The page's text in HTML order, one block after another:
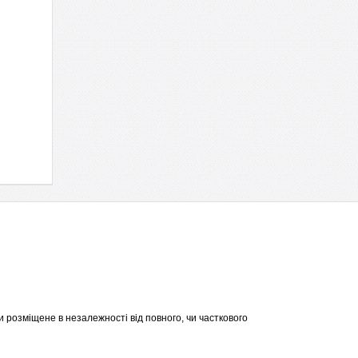
в незалежності від повного, чи часткового